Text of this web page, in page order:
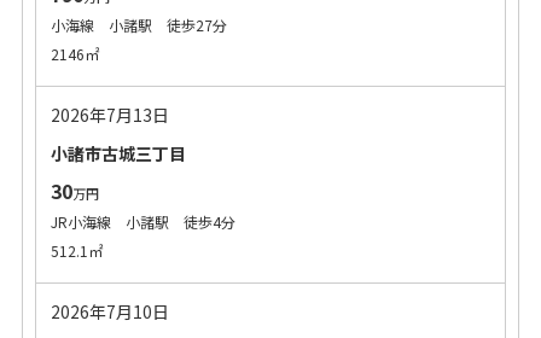
小海線 小諸駅 徒歩27分
2146㎡
2026年7月13日
小諸市古城三丁目
30万円
JR小海線 小諸駅 徒歩4分
512.1㎡
2026年7月10日